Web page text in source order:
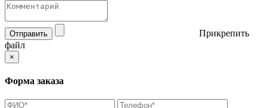
Отправить
Прикрепить
файл
×
Форма заказа